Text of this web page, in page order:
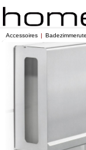
Accessoires